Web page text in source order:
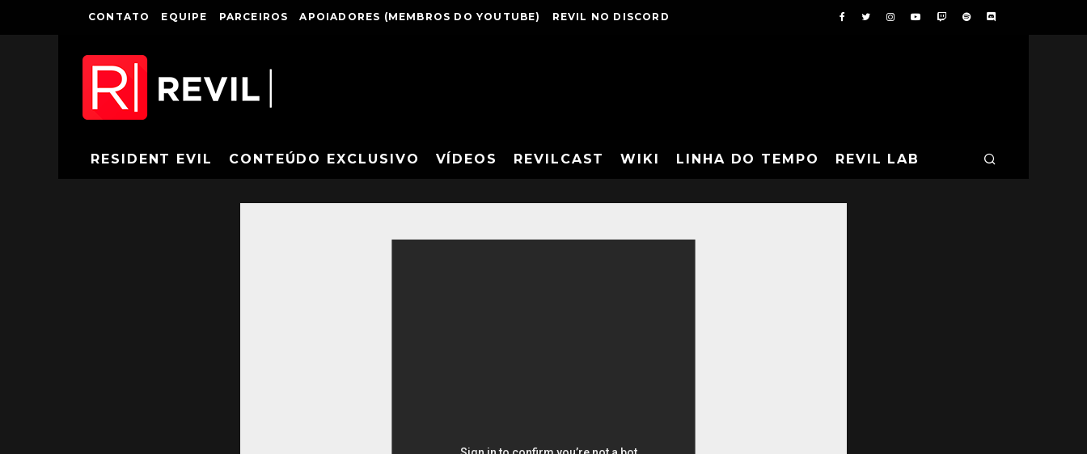
CONTATO EQUIPE PARCEIROS APOIADORES (MEMBROS DO YOUTUBE) REVIL NO DISCORD
RESIDENT EVIL CONTEÚDO EXCLUSIVO VÍDEOS REVILCAST WIKI LINHA DO TEMPO REVIL LAB